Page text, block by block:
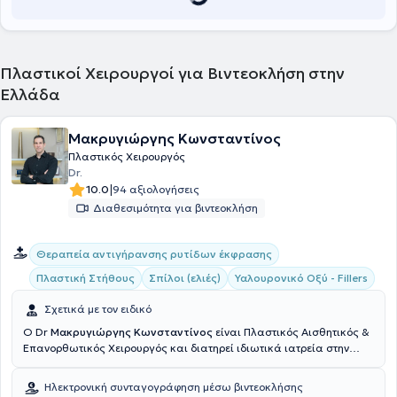
Πλαστικοί Χειρουργοί για Βιντεοκλήση στην
Ελλάδα
Μακρυγιώργης Κωνσταντίνος
Πλαστικός Χειρουργός
Dr.
10.0|94 αξιολογήσεις
Διαθεσιμότητα για βιντεοκλήση
Θεραπεία αντιγήρανσης ρυτίδων έκφρασης
Πλαστική Στήθους
Σπίλοι (ελιές) Υαλουρονικό Οξύ - Fillers
Σχετικά με τον ειδικό
Ο Dr Μακρυγιώργης Κωνσταντίνος είναι Πλαστικός Αισθητικός &
Επανορθωτικός Χειρουργός και διατηρεί ιδιωτικά ιατρεία στην
Καποδιστριακού Πανεπιστημίου Αθηνών. Υπηρέτησε στην Εθνική
Ηλεκτρονική συνταγογράφηση μέσω βιντεοκλήσης